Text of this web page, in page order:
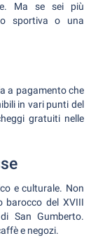
Ma se sei più
sportiva o una
a pagamento che
in vari punti del
gratuiti nelle
e culturale. Non
barocco del XVIII
San Gumberto.
e negozi.